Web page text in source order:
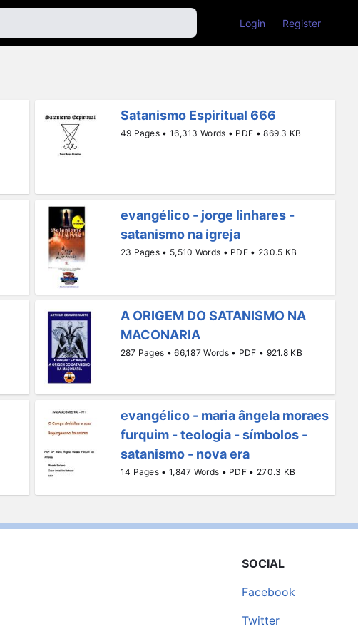
Login Register
Satanismo Espiritual 666
49 Pages • 16,313 Words • PDF • 869.3 KB
evangélico - jorge linhares -
satanismo na igreja
23 Pages • 5,510 Words • PDF • 230.5 KB
A ORIGEM DO SATANISMO NA
MACONARIA
287 Pages • 66,187 Words • PDF • 921.8 KB
evangélico - maria ângela moraes
furquim - teologia - símbolos -
satanismo - nova era
14 Pages • 1,847 Words • PDF • 270.3 KB
SOCIAL
Facebook
Twitter